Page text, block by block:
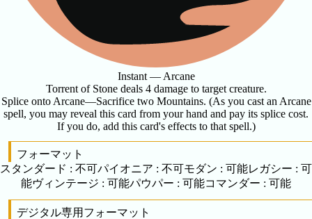
Instant — Arcane
Torrent of Stone deals 4 damage to target creature.
Splice onto Arcane—Sacrifice two Mountains. (As you cast an Arcane
spell, you may reveal this card from your hand and pay its splice cost.
If you do, add this card's effects to that spell.)
フォーマット
スタンダード : 不可パイオニア : 不可モダン : 可能レガシー : 可
能ヴィンテージ : 可能パウパー : 可能コマンダー : 可能
デジタル専用フォーマット